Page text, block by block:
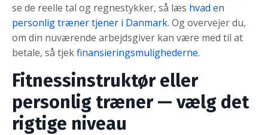
se de reelle tal og regnestykker, så læs hvad en
personlig træner tjener i Danmark. Og overvejer du,
om din nuværende arbejdsgiver kan være med til at
betale, så tjekfinansieringsmulighederne.
Fitnessinstruktør eller
personlig træner — vælg det
rigtige niveau